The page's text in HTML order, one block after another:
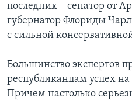
последних – сенатор от
губернатор Флориды
с сильной
Большинство экспертов
республиканцам успех
Причем настолько